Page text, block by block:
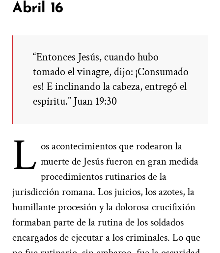
Abril 16
“Entonces Jesús, cuando hubo
tomado el vinagre, dijo: ¡Consumado
es! E inclinando la cabeza, entregó el
espíritu.” Juan 19:30
L os acontecimientos que rodearon la
muerte de Jesús fueron en gran medida
procedimientos rutinarios de la
jurisdicción romana. Los juicios, los azotes, la
humillante procesión y la dolorosa crucifixión
formaban parte de la rutina de los soldados
encargados de ejecutar a los criminales. Lo que